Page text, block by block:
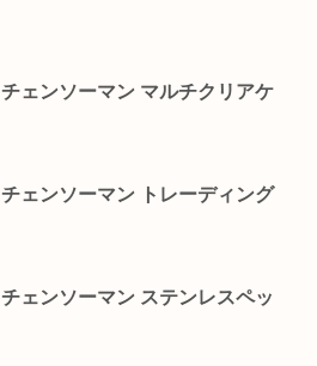
チェンソーマン マルチクリアケ
チェンソーマン トレーディング
チェンソーマン ステンレスペッ